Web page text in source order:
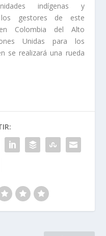
indígenas y
gestores de este
Colombia del Alto
Unidas para los
se realizará una rueda